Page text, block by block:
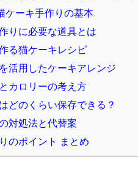
ケーキ手作りの基本
りに必要な道具とは
る猫ケーキレシピ
活用したケーキアレンジ
カロリーの考え方
どのくらい保存できる？
対処法と代替案
のポイント まとめ